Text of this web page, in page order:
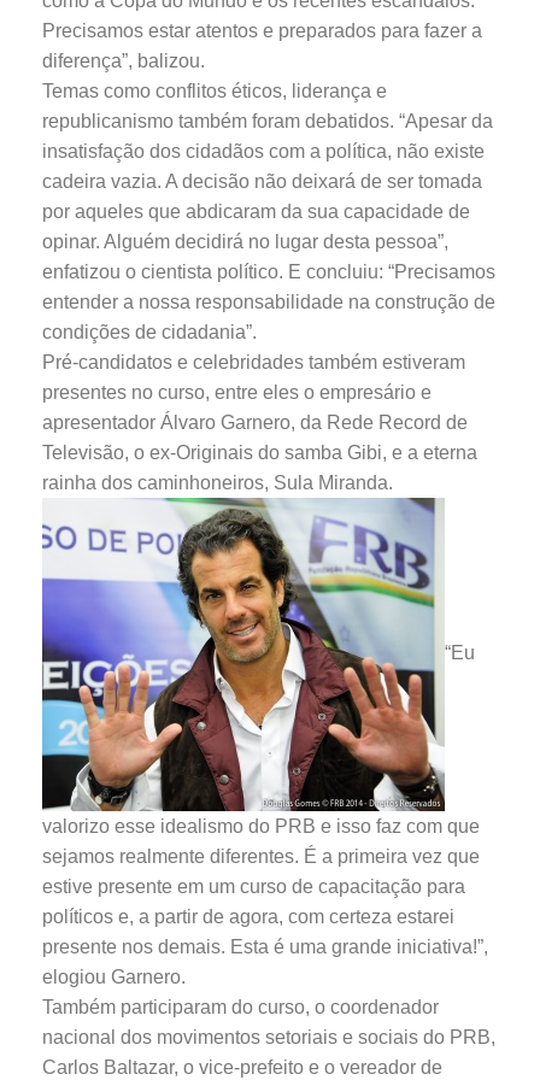
Precisamos estar atentos e preparados para fazer a
diferença”, balizou.
Temas como conflitos éticos, liderança e
republicanismo também foram debatidos. “Apesar da
insatisfação dos cidadãos com a política, não existe
cadeira vazia. A decisão não deixará de ser tomada
por aqueles que abdicaram da sua capacidade de
opinar. Alguém decidirá no lugar desta pessoa”,
enfatizou o cientista político. E concluiu: “Precisamos
entender a nossa responsabilidade na construção de
condições de cidadania”.
Pré-candidatos e celebridades também estiveram
presentes no curso, entre eles o empresário e
apresentador Álvaro Garnero, da Rede Record de
Televisão, o ex-Originais do samba Gibi, e a eterna
rainha dos caminhoneiros, Sula Miranda.
“Eu
valorizo esse idealismo do PRB e isso faz com que
sejamos realmente diferentes. É a primeira vez que
estive presente em um curso de capacitação para
políticos e, a partir de agora, com certeza estarei
presente nos demais. Esta é uma grande iniciativa!”,
elogiou Garnero.
Também participaram do curso, o coordenador
nacional dos movimentos setoriais e sociais do PRB,
Carlos Baltazar, o vice-prefeito e o vereador de